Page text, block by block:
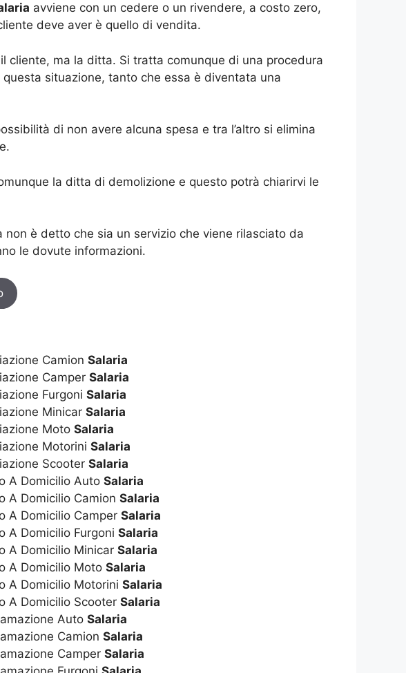
avviene con un cedere o un rivendere, a costo zero,
deve aver è quello di vendita.
cliente, ma la ditta. Si tratta comunque di una procedura
situazione, tanto che essa è diventata una
di non avere alcuna spesa e tra l’altro si elimina
la ditta di demolizione e questo potrà chiarirvi le
non è detto che sia un servizio che viene rilasciato da
le dovute informazioni.
Camion Salaria
Camper Salaria
Furgoni Salaria
Minicar Salaria
Moto Salaria
Motorini Salaria
Scooter Salaria
A Domicilio Auto Salaria
A Domicilio Camion Salaria
A Domicilio Camper Salaria
A Domicilio Furgoni Salaria
A Domicilio Minicar Salaria
A Domicilio Moto Salaria
A Domicilio Motorini Salaria
A Domicilio Scooter Salaria
Auto Salaria
Camion Salaria
Camper Salaria